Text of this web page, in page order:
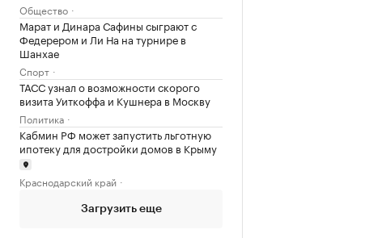
Общество
Марат и Динара Сафины сыграют с
Федерером и Ли На на турнире в
Шанхае
Спорт
ТАСС узнал о возможности скорого
визита Уиткоффа и Кушнера в Москву
Политика
Кабмин РФ может запустить льготную
ипотеку для достройки домов в Крыму
Краснодарский край
Загрузить еще